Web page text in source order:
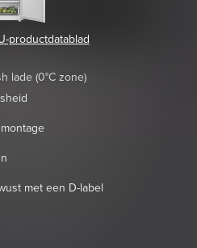
productdatablad
lade (0°C zone)
met een D-label